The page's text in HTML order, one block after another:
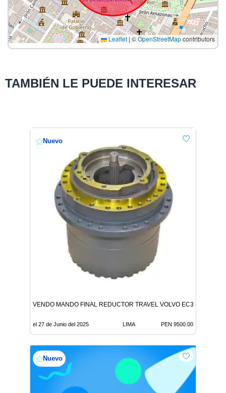
Leaflet | ©OpenStreetMapcontributors
TAMBIÉN LE PUEDE INTERESAR
Nuevo
VENDO MANDO FINAL REDUCTOR TRAVEL VOLVO EC360BLC
el 27 de Junio del 2025 LIMA PEN 9500.00
Nuevo